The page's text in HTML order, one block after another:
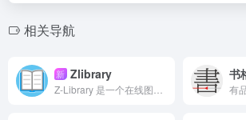
相关导航
新 Zlibrary 书
有